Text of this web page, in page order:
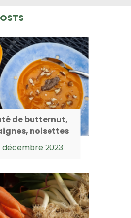
de butternut,
noisettes
décembre 2023